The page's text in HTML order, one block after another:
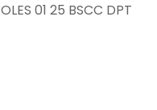
01 25 BSCC DPT